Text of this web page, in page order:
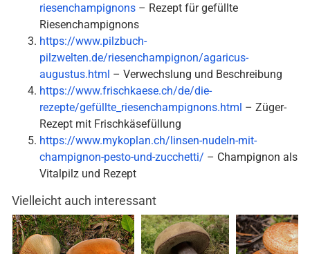
riesenchampignons – Rezept für gefüllte
Riesenchampignons
https://www.pilzbuch-
pilzwelten.de/riesenchampignon/agaricus-
augustus.html – Verwechslung und Beschreibung
https://www.frischkaese.ch/de/die-
rezepte/gefüllte_riesenchampignons.html – Züger-
Rezept mit Frischkäsefüllung
https://www.mykoplan.ch/linsen-nudeln-mit-
champignon-pesto-und-zucchetti/ – Champignon als
Vitalpilz und Rezept
Vielleicht auch interessant